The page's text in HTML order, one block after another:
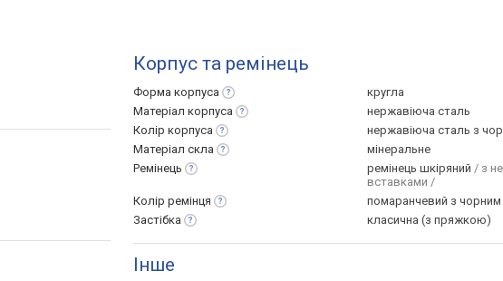
Корпус та ремінець
Форма корпуса
кругла
Матеріал корпуса
нержавіюча сталь
Колір корпуса
нержавіюча сталь з
Матеріал скла
мінеральне
Ремінець
ремінець шкіряний / з
вставками /
Колір ремінця
помаранчевий з чорним
Застібка
класична (з пряжкою)
Інше